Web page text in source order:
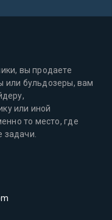
вы продаете
или бульдозеры, вам
или иной
то место, где
задачи.